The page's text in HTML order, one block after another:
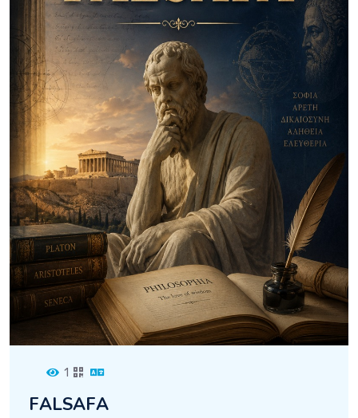
1
FАLSАFА